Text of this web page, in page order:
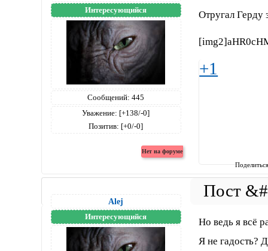
Интересующийся
Сообщений: 445
Уважение: [+138/-0]
Позитив: [+0/-0]
Отругал Герду
+1
Alej
Интересующийся
Но ведь я всё
Я не гадость?